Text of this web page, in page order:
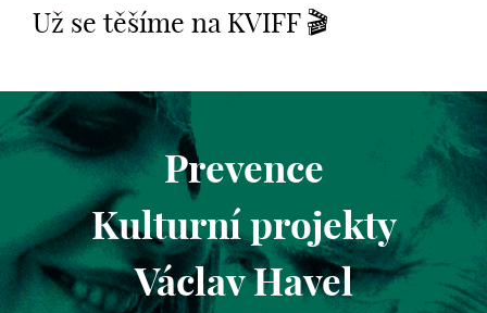
Už se těšíme na KVIFF 🎬
Prevence
Kulturní projekty
Václav Havel